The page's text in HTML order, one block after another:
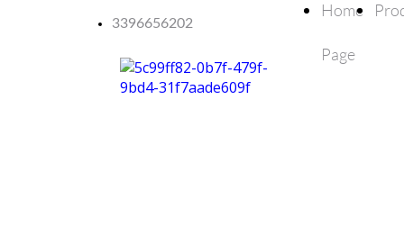
3396656202
Home
Page